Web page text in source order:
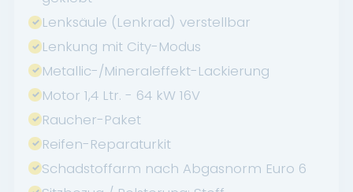
Lenksäule (Lenkrad) verstellbar
Lenkung mit City-Modus
Metallic-/Mineraleffekt-Lackierung
Motor 1,4 Ltr. - 64 kW 16V
Raucher-Paket
Reifen-Reparaturkit
Schadstoffarm nach Abgasnorm Euro 6